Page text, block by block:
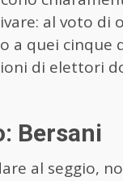
al voto di
a quei cinque
di elettori
Bersani
al seggio,